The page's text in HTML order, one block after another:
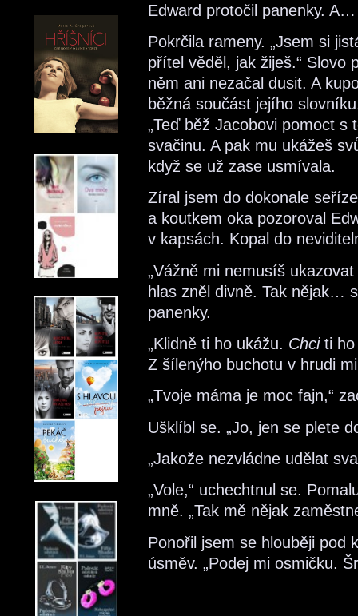
Edward protočil panenky.
Pokrčila rameny. „Jsem si
přítel věděl, jak žiješ.“ Slovo
něm ani nezačal dusit. A
běžná součást jejího
„Teď běž Jacobovi pomoct s
svačinu. A pak mu ukážeš
když se už zase usmívala.
Zíral jsem do dokonale
a koutkem oka pozoroval
v kapsách. Kopal do
„Vážně mi nemusíš
hlas zněl divně. Tak nějak…
panenky.
„Klidně ti ho ukážu. Chciti ho
Z šílenýho buchotu v hrudi
„Tvoje máma je moc fajn,“
Ušklíbl se. „Jo, jen se plete
„Jakože nezvládne udělat
„Vole,“ uchechtnul se.
mně. „Tak mě nějak
Ponořil jsem se hlouběji pod
úsměv. „Podej mi osmičku.